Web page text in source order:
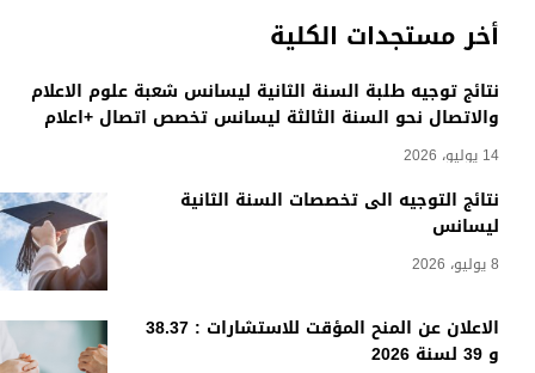
أخر مستجدات الكلية
نتائج توجيه طلبة السنة الثانية ليسانس شعبة علوم الاعلام
والاتصال نحو السنة الثالثة ليسانس تخصص اتصال +اعلام
14 يوليو، 2026
نتائج التوجيه الى تخصصات السنة الثانية
ليسانس
8 يوليو، 2026
الاعلان عن المنح المؤقت للاستشارات : 38.37
و 39 لسنة 2026